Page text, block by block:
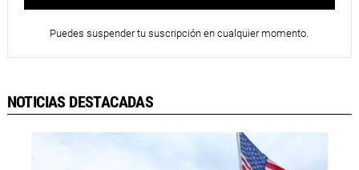
Puedes suspender tu suscripción en cualquier momento.
NOTICIAS DESTACADAS